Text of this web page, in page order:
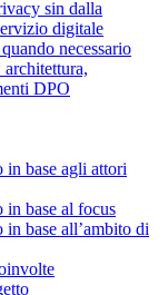
sin dalla
digitale
necessario
DPO
base agli attori
base al focus
base all’ambito di